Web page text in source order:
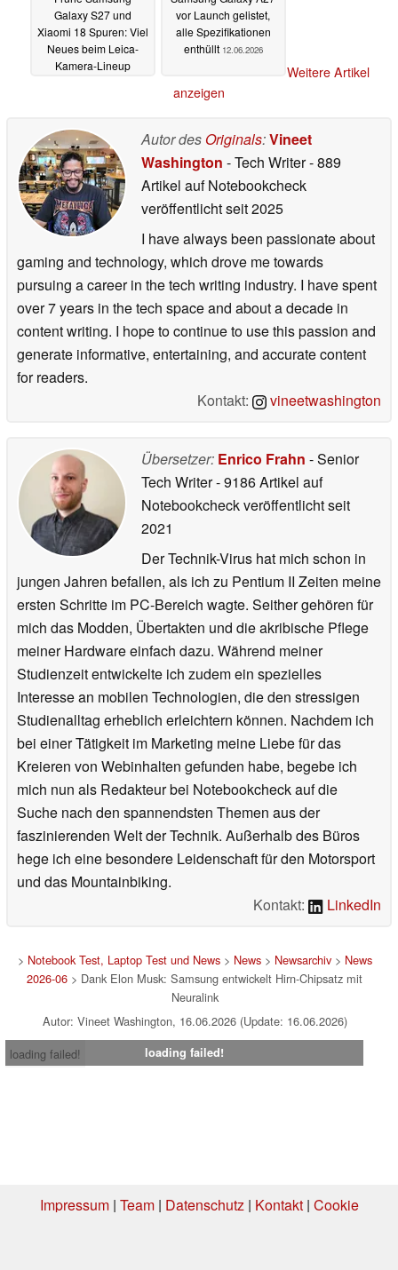
Galaxy S27 und
Xiaomi 18 Spuren: Viel
Neues beim Leica-
Kamera-Lineup
vor Launch gelistet,
alle Spezifikationen
enthüllt 12.06.2026
Weitere Artikel
anzeigen
Autor des Originals:Vineet
Washington - Tech Writer- 889
Artikel auf Notebookcheck
veröffentlichtseit 2025
I have always been passionate about
gaming and technology, which drove me towards
pursuing a career in the tech writing industry. I have spent
over 7 years in the tech space and about a decade in
content writing. I hope to continue to use this passion and
generate informative, entertaining, and accurate content
for readers.
Kontakt:
vineetwashington
Übersetzer: Enrico Frahn - Senior
Tech Writer- 9186 Artikel auf
Notebookcheck veröffentlichtseit
2021
Der Technik-Virus hat mich schon in
jungen Jahren befallen, als ich zu Pentium II Zeiten meine
ersten Schritte im PC-Bereich wagte. Seither gehören für
mich das Modden, Übertakten und die akribische Pflege
meiner Hardware einfach dazu. Während meiner
Studienzeit entwickelte ich zudem ein spezielles
Interesse an mobilen Technologien, die den stressigen
Studienalltag erheblich erleichtern können. Nachdem ich
bei einer Tätigkeit im Marketing meine Liebe für das
Kreieren von Webinhalten gefunden habe, begebe ich
mich nun als Redakteur bei Notebookcheck auf die
Suche nach den spannendsten Themen aus der
faszinierenden Welt der Technik. Außerhalb des Büros
hege ich eine besondere Leidenschaft für den Motorsport
und das Mountainbiking.
Kontakt:
LinkedIn
> Notebook Test, Laptop Test und News> News> Newsarchiv> News
2026-06 > Dank Elon Musk: Samsung entwickelt Hirn-Chipsatz mit
Neuralink
Autor: Vineet Washington, 16.06.2026 (Update: 16.06.2026)
loading failed!
loading failed!
Impressum| Team| Datenschutz| Kontakt| Cookie